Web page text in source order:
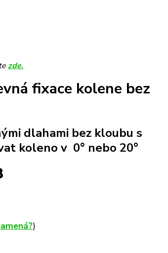
zde.
fixace kolene bez
dlahami bez kloubu s
koleno v 0° nebo 20°
)